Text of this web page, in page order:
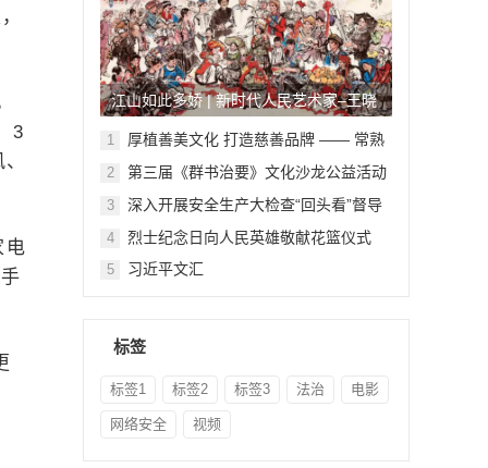
3
电
江山如此多娇 | 新时代人民艺术家–王晓
鹏
1
厚植善美文化 打造慈善品牌 —— 常熟
举行六个慈善文化教育基地授牌仪式
2
第三届《群书治要》文化沙龙公益活动
在北京顺利举行
3
深入开展安全生产大检查“回头看”督导
检查
4 烈士纪念日向人民英雄敬献花篮仪式
5 习近平文汇
标签
标签1 标签2 标签3 法治 电影
网络安全 视频